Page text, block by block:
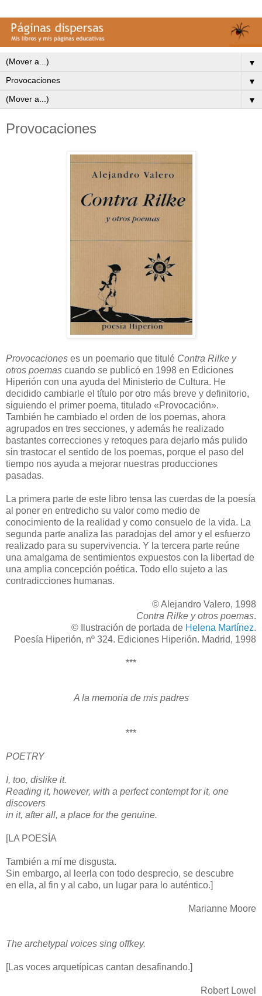
▼
▼
▼
Provocaciones
Provocaciones es un poemario que titulé Contra Rilke y
otros poemas cuando se publicó en 1998 en Ediciones
Hiperión con una ayuda del Ministerio de Cultura. He
decidido cambiarle el título por otro más breve y definitorio,
siguiendo el primer poema, titulado «Provocación».
También he cambiado el orden de los poemas, ahora
agrupados en tres secciones, y además he realizado
bastantes correcciones y retoques para dejarlo más pulido
sin trastocar el sentido de los poemas, porque el paso del
tiempo nos ayuda a mejorar nuestras producciones
pasadas.
La primera parte de este libro tensa las cuerdas de la poesía
al poner en entredicho su valor como medio de
conocimiento de la realidad y como consuelo de la vida. La
segunda parte analiza las paradojas del amor y el esfuerzo
realizado para su supervivencia. Y la tercera parte reúne
una amalgama de sentimientos expuestos con la libertad de
una amplia concepción poética. Todo ello sujeto a las
contradicciones humanas.
© Alejandro Valero, 1998
Contra Rilke y otros poemas.
© Ilustración de portada de Helena Martínez.
Poesía Hiperión, nº 324. Ediciones Hiperión. Madrid, 1998
***
A la memoria de mis padres
***
POETRY
I, too, dislike it.
Reading it, however, with a perfect contempt for it, one
discovers
in it, after all, a place for the genuine.
[LA POESÍA
También a mí me disgusta.
Sin embargo, al leerla con todo desprecio, se descubre
en ella, al fin y al cabo, un lugar para lo auténtico.]
Marianne Moore
The archetypal voices sing offkey.
[Las voces arquetípicas cantan desafinando.]
Robert Lowel